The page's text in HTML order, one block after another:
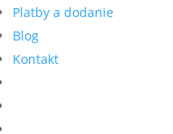
Platby a dodanie
Blog
Kontakt